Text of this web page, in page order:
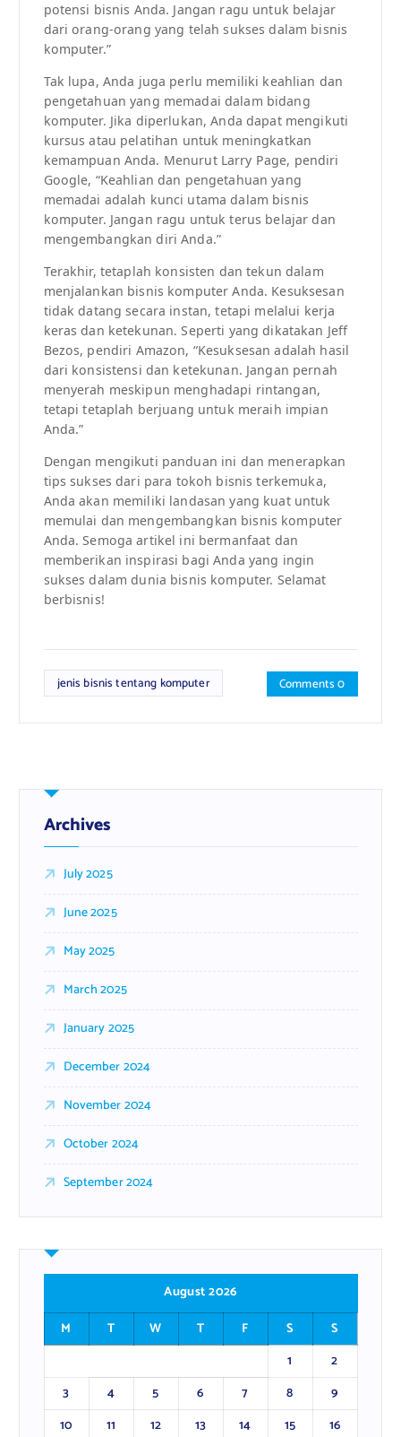
potensi bisnis Anda. Jangan ragu untuk belajar
dari orang-orang yang telah sukses dalam bisnis
komputer.”
Tak lupa, Anda juga perlu memiliki keahlian dan
pengetahuan yang memadai dalam bidang
komputer. Jika diperlukan, Anda dapat mengikuti
kursus atau pelatihan untuk meningkatkan
kemampuan Anda. Menurut Larry Page, pendiri
Google, “Keahlian dan pengetahuan yang
memadai adalah kunci utama dalam bisnis
komputer. Jangan ragu untuk terus belajar dan
mengembangkan diri Anda.”
Terakhir, tetaplah konsisten dan tekun dalam
menjalankan bisnis komputer Anda. Kesuksesan
tidak datang secara instan, tetapi melalui kerja
keras dan ketekunan. Seperti yang dikatakan Jeff
Bezos, pendiri Amazon, “Kesuksesan adalah hasil
dari konsistensi dan ketekunan. Jangan pernah
menyerah meskipun menghadapi rintangan,
tetapi tetaplah berjuang untuk meraih impian
Anda.”
Dengan mengikuti panduan ini dan menerapkan
tips sukses dari para tokoh bisnis terkemuka,
Anda akan memiliki landasan yang kuat untuk
memulai dan mengembangkan bisnis komputer
Anda. Semoga artikel ini bermanfaat dan
memberikan inspirasi bagi Anda yang ingin
sukses dalam dunia bisnis komputer. Selamat
berbisnis!
jenis bisnis tentang komputer Comments 0
Archives
July 2025
June 2025
May 2025
March 2025
January 2025
December 2024
November 2024
October 2024
September 2024
August 2026
M
T W T F S
S
1
2
3
4 5 6 7 8
9
10
11 12 13 14 15
16